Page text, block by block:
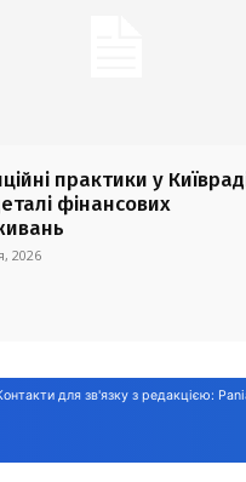
практики у
фінансових
2026
для зв'язку з редакцією: